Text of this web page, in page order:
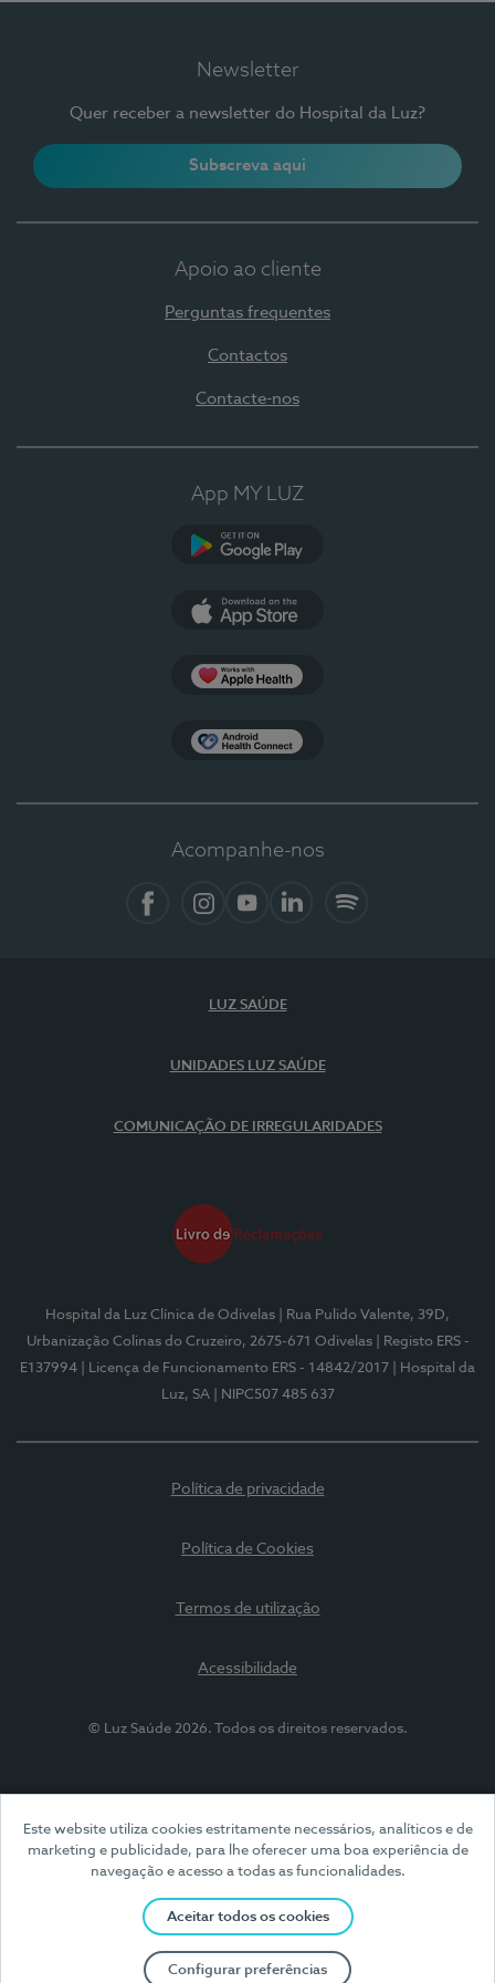
Este website utiliza cookies estritamente necessários, analíticos e de
marketing e publicidade, para lhe oferecer uma boa experiência de
navegação e acesso a todas as funcionalidades.
Aceitar todos os cookies
Configurar preferências
Newsletter
Quer receber a newsletter do Hospital da Luz?
Subscreva aqui
Apoio ao cliente
Perguntas frequentes
Contactos
Contacte-nos
App MY LUZ
Acompanhe-nos
LUZ SAÚDE
UNIDADES LUZ SAÚDE
COMUNICAÇÃO DE IRREGULARIDADES
Hospital da Luz Clínica de Odivelas
| Rua Pulido Valente, 39D,
Urbanização Colinas do Cruzeiro, 2675-671 Odivelas
| Registo ERS -
E137994
| Licença de Funcionamento ERS - 14842/2017
| Hospital da
Luz, SA
| NIPC507 485 637
Política de privacidade
Política de Cookies
Termos de utilização
Acessibilidade
© Luz Saúde 2026. Todos os direitos reservados.